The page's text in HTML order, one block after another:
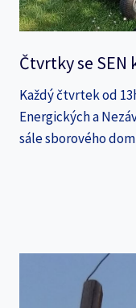
Čtvrtky se SEN
Každý čtvrtek od
Energických a
sále sborového